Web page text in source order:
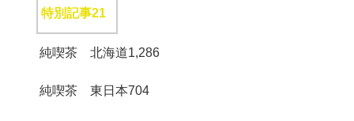
特別記事21
純喫茶 北海道1,286
純喫茶 東日本704